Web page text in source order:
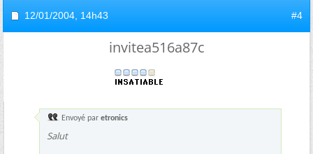
12/01/2004, 14h43 #4
invitea516a87c
Envoyé par etronics
Salut